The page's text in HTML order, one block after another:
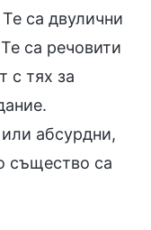
са двулични
са речовити
с тях за
абсурдни,
същество са